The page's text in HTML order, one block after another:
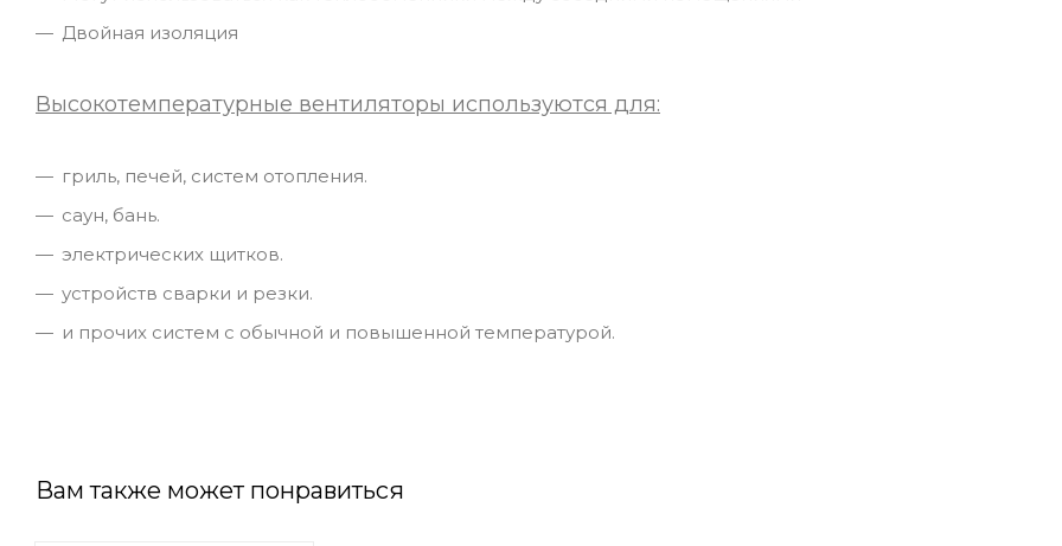
Двойная изоляция
Высокотемпературные вентиляторы используются для:
гриль, печей, систем отопления.
саун, бань.
электрических щитков.
устройств сварки и резки.
и прочих систем с обычной и повышенной температурой.
Вам также может понравиться